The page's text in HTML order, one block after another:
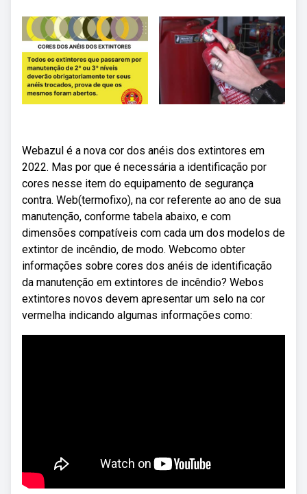
Webazul é a nova cor dos anéis dos extintores em
2022. Mas por que é necessária a identificação por
cores nesse item do equipamento de segurança
contra. Web(termofixo), na cor referente ao ano de sua
manutenção, conforme tabela abaixo, e com
dimensões compatíveis com cada um dos modelos de
extintor de incêndio, de modo. Webcomo obter
informações sobre cores dos anéis de identificação
da manutenção em extintores de incêndio? Webos
extintores novos devem apresentar um selo na cor
vermelha indicando algumas informações como: